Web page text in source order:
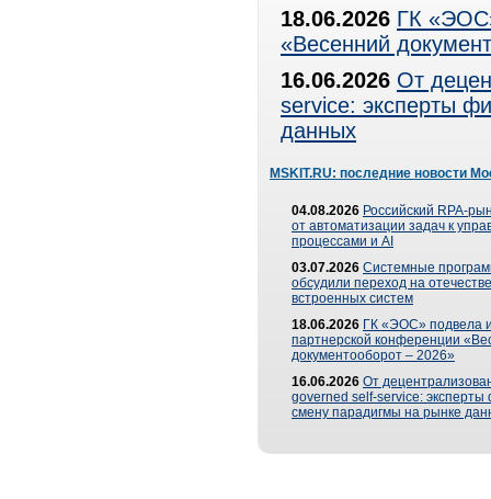
18.06.2026 ГК
«Весенний
16.06.2026 От
service: эксперты
данных
MSKIT.RU: последние новости
04.08.2026 Российский RPA-
от автоматизации задач к
процессами и AI
03.07.2026 Системные
обсудили переход на
встроенных систем
18.06.2026 ГК «ЭОС» подвела
партнерской конференции
документооборот – 2026»
16.06.2026 От
governed self-service: эксперты
смену парадигмы на рынке